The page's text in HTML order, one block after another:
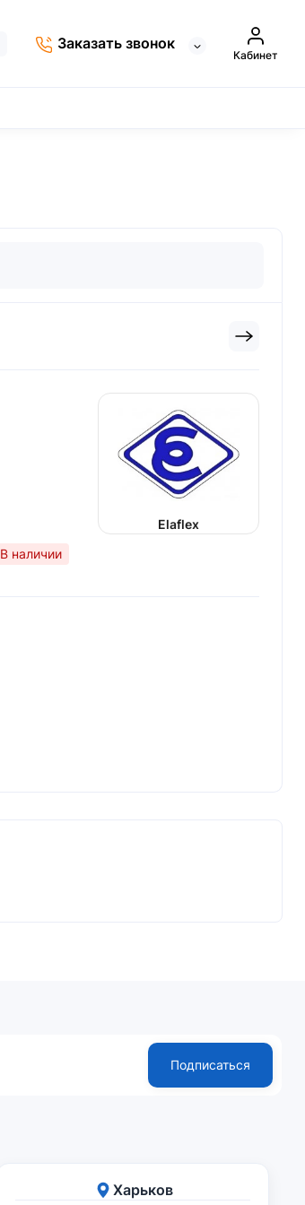
Заказать звонок
Кабинет
Elaflex
В наличии
Подписаться
Харьков